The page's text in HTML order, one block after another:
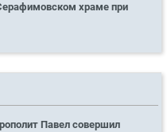
храме при
Павел совершил